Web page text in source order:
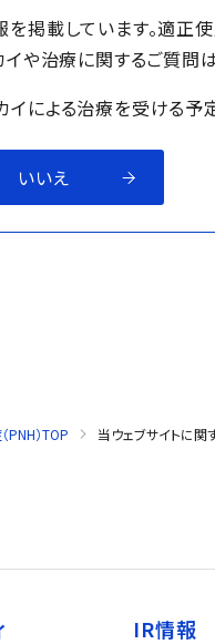
掲載しています。適
や治療に関するご質問
による治療を受ける
いいえ
PNH）TOP 当ウェブサイトに関
IR情報